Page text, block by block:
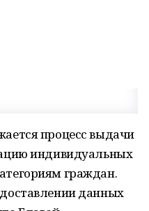
процесс выдачи
индивидуальных
граждан.
данных